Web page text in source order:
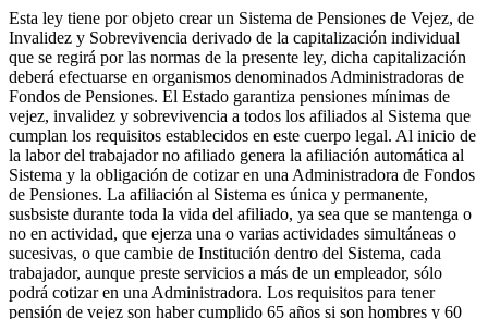
Esta ley tiene por objeto crear un Sistema de Pensiones de Vejez, de
Invalidez y Sobrevivencia derivado de la capitalización individual
que se regirá por las normas de la presente ley, dicha capitalización
deberá efectuarse en organismos denominados Administradoras de
Fondos de Pensiones. El Estado garantiza pensiones mínimas de
vejez, invalidez y sobrevivencia a todos los afiliados al Sistema que
cumplan los requisitos establecidos en este cuerpo legal. Al inicio de
la labor del trabajador no afiliado genera la afiliación automática al
Sistema y la obligación de cotizar en una Administradora de Fondos
de Pensiones. La afiliación al Sistema es única y permanente,
susbsiste durante toda la vida del afiliado, ya sea que se mantenga o
no en actividad, que ejerza una o varias actividades simultáneas o
sucesivas, o que cambie de Institución dentro del Sistema, cada
trabajador, aunque preste servicios a más de un empleador, sólo
podrá cotizar en una Administradora. Los requisitos para tener
pensión de vejez son haber cumplido 65 años si son hombres y 60